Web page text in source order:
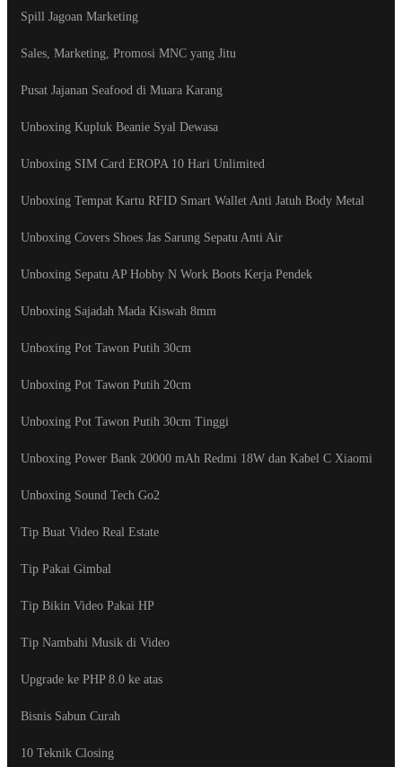
Spill Jagoan Marketing
Sales, Marketing, Promosi MNC yang Jitu
Pusat Jajanan Seafood di Muara Karang
Unboxing Kupluk Beanie Syal Dewasa
Unboxing SIM Card EROPA 10 Hari Unlimited
Unboxing Tempat Kartu RFID Smart Wallet Anti Jatuh Body Metal
Unboxing Covers Shoes Jas Sarung Sepatu Anti Air
Unboxing Sepatu AP Hobby N Work Boots Kerja Pendek
Unboxing Sajadah Mada Kiswah 8mm
Unboxing Pot Tawon Putih 30cm
Unboxing Pot Tawon Putih 20cm
Unboxing Pot Tawon Putih 30cm Tinggi
Unboxing Power Bank 20000 mAh Redmi 18W dan Kabel C Xiaomi
Unboxing Sound Tech Go2
Tip Buat Video Real Estate
Tip Pakai Gimbal
Tip Bikin Video Pakai HP
Tip Nambahi Musik di Video
Upgrade ke PHP 8.0 ke atas
Bisnis Sabun Curah
10 Teknik Closing